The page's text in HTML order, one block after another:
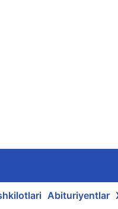
Abituriyentlar